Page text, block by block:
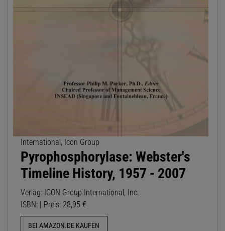
International, Icon Group
Pyrophosphorylase: Webster's
Timeline History, 1957 - 2007
Verlag: ICON Group International, Inc.
ISBN: | Preis: 28,95 €
BEI AMAZON.DE KAUFEN